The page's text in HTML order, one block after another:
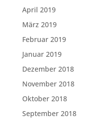
April 2019
März 2019
Februar 2019
Januar 2019
Dezember 2018
November 2018
Oktober 2018
September 2018